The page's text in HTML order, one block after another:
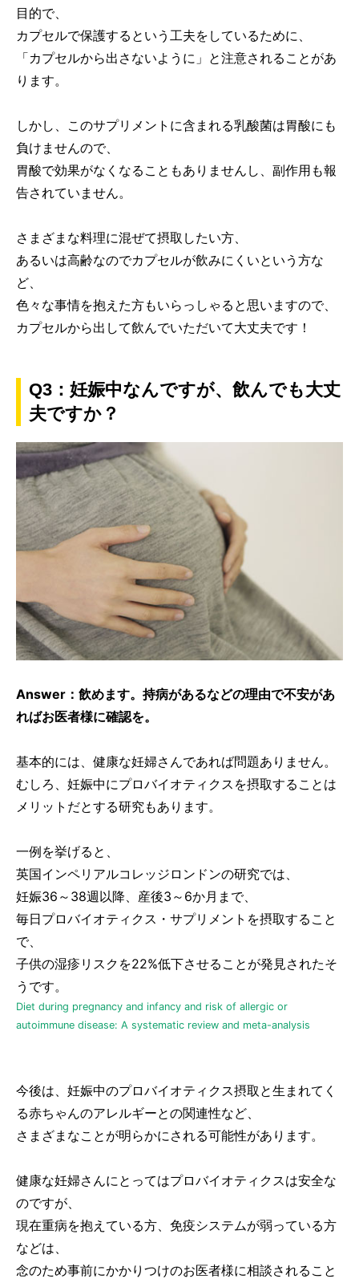
目的で、
カプセルで保護するという工夫をしているために、
「カプセルから出さないように」と注意されることがあ
ります。
しかし、このサプリメントに含まれる乳酸菌は胃酸にも
負けませんので、
胃酸で効果がなくなることもありませんし、副作用も報
告されていません。
さまざまな料理に混ぜて摂取したい方、
あるいは高齢なのでカプセルが飲みにくいという方な
ど、
色々な事情を抱えた方もいらっしゃると思いますので、
カプセルから出して飲んでいただいて大丈夫です！
Q3：妊娠中なんですが、飲んでも大丈
夫ですか？
Answer：飲めます。持病があるなどの理由で不安があ
ればお医者様に確認を。
基本的には、健康な妊婦さんであれば問題ありません。
むしろ、妊娠中にプロバイオティクスを摂取することは
メリットだとする研究もあります。
一例を挙げると、
英国インペリアルコレッジロンドンの研究では、
妊娠36～38週以降、産後3～6か月まで、
毎日プロバイオティクス・サプリメントを摂取すること
で、
子供の湿疹リスクを22%低下させることが発見されたそ
うです。
Diet during pregnancy and infancy and risk of allergic or
autoimmune disease: A systematic review and meta-analysis
今後は、妊娠中のプロバイオティクス摂取と生まれてく
る赤ちゃんのアレルギーとの関連性など、
さまざまなことが明らかにされる可能性があります。
健康な妊婦さんにとってはプロバイオティクスは安全な
のですが、
現在重病を抱えている方、免疫システムが弱っている方
などは、
念のため事前にかかりつけのお医者様に相談されること